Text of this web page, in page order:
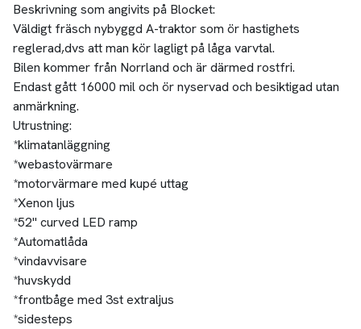
Beskrivning som angivits på Blocket:
Väldigt fräsch nybyggd A-traktor som ör hastighets
reglerad,dvs att man kör lagligt på låga varvtal.
Bilen kommer från Norrland och är därmed rostfri.
Endast gått 16000 mil och ör nyservad och besiktigad utan
anmärkning.
Utrustning:
*klimatanläggning
*webastovärmare
*motorvärmare med kupé uttag
*Xenon ljus
*52" curved LED ramp
*Automatlåda
*vindavvisare
*huvskydd
*frontbåge med 3st extraljus
*sidesteps